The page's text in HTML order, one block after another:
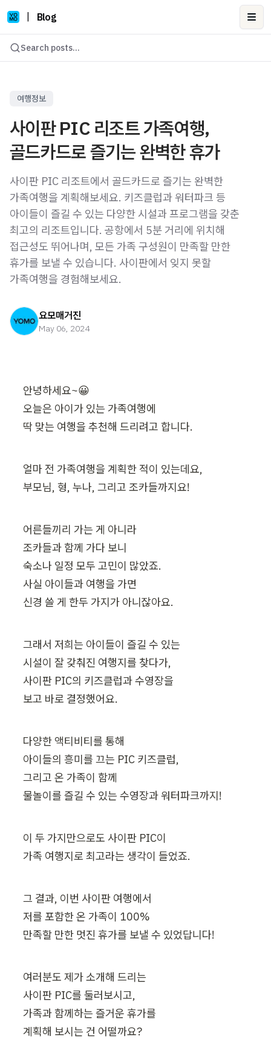
Blog
Search posts...
여행정보
사이판 PIC 리조트 가족여행,
골드카드로 즐기는 완벽한 휴가
사이판 PIC 리조트에서 골드카드로 즐기는 완벽한
가족여행을 계획해보세요. 키즈클럽과 워터파크 등
아이들이 즐길 수 있는 다양한 시설과 프로그램을 갖춘
최고의 리조트입니다. 공항에서 5분 거리에 위치해
접근성도 뛰어나며, 모든 가족 구성원이 만족할 만한
휴가를 보낼 수 있습니다. 사이판에서 잊지 못할
가족여행을 경험해보세요.
요모매거진
May 06, 2024
안녕하세요~😀
오늘은 아이가 있는 가족여행에
딱 맞는 여행을 추천해 드리려고 합니다.
얼마 전 가족여행을 계획한 적이 있는데요,
부모님, 형, 누나, 그리고 조카들까지요!
어른들끼리 가는 게 아니라
조카들과 함께 가다 보니
숙소나 일정 모두 고민이 많았죠.
사실 아이들과 여행을 가면
신경 쓸 게 한두 가지가 아니잖아요.
그래서 저희는 아이들이 즐길 수 있는
시설이 잘 갖춰진 여행지를 찾다가,
사이판 PIC의 키즈클럽과 수영장을
보고 바로 결정했어요.
다양한 액티비티를 통해
아이들의 흥미를 끄는 PIC 키즈클럽,
그리고 온 가족이 함께
물놀이를 즐길 수 있는 수영장과 워터파크까지!
이 두 가지만으로도 사이판 PIC이
가족 여행지로 최고라는 생각이 들었죠.
그 결과, 이번 사이판 여행에서
저를 포함한 온 가족이 100%
만족할 만한 멋진 휴가를 보낼 수 있었답니다!
여러분도 제가 소개해 드리는
사이판 PIC를 둘러보시고,
가족과 함께하는 즐거운 휴가를
계획해 보시는 건 어떨까요?